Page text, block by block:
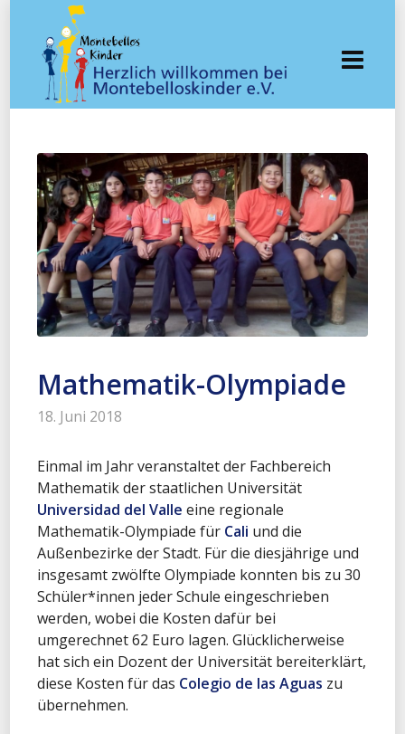
Mathematik-Olympiade
18. Juni 2018
Einmal im Jahr veranstaltet der Fachbereich
Mathematik der staatlichen Universität
Universidad del Valle eine regionale
Mathematik-Olympiade für Cali und die
Außenbezirke der Stadt. Für die diesjährige und
insgesamt zwölfte Olympiade konnten bis zu 30
Schüler*innen jeder Schule eingeschrieben
werden, wobei die Kosten dafür bei
umgerechnet 62 Euro lagen. Glücklicherweise
hat sich ein Dozent der Universität bereiterklärt,
diese Kosten für das Colegio de las Aguas zu
übernehmen.